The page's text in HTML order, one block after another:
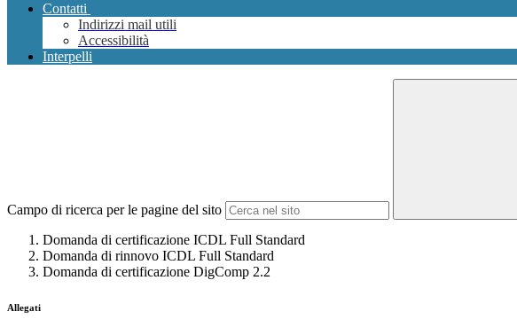
Contatti
Indirizzi mail utili
Accessibilità
Interpelli
Campo di ricerca per le pagine del sito
Domanda di certificazione ICDL Full Standard
Domanda di rinnovo ICDL Full Standard
Domanda di certificazione DigComp 2.2
Allegati